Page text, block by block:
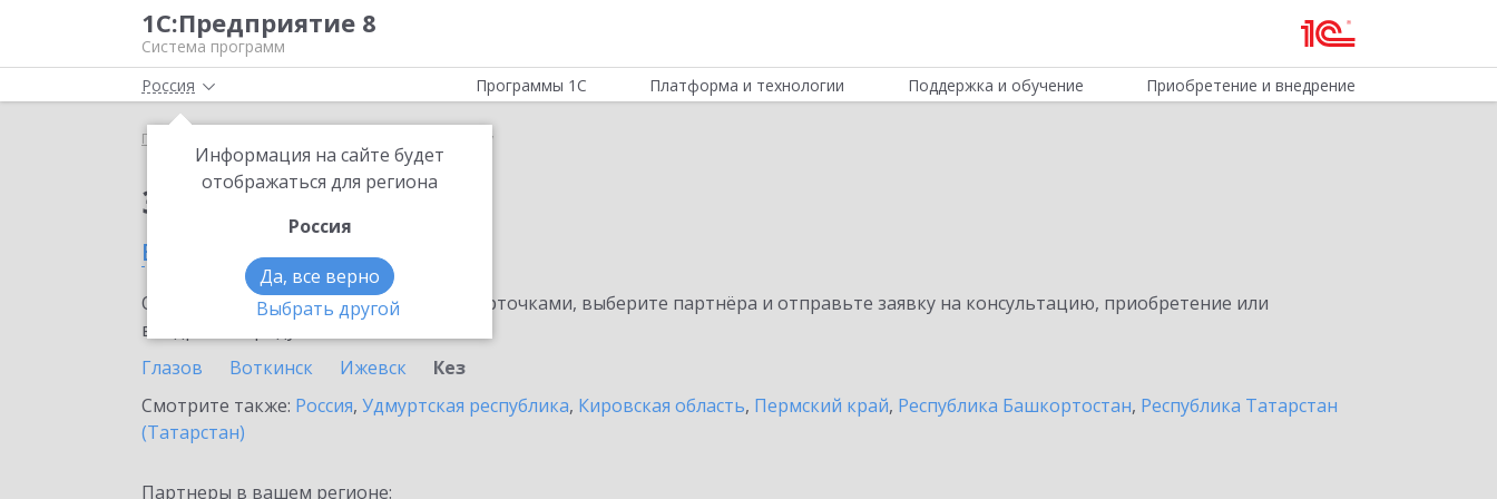
1С:Предприятие 8
Система программ
Россия
Информация на сайте будет
отображаться для региона
Россия
Да, все верно
Выбрать другой
Программы 1С Платформа и технологии Поддержка и обучение Приобретение и внедрение
Главная 1С-ЭПД в Кезу
Заказать 1С-ЭПД
в Кезу
Ознакомьтесь с информационными карточками, выберите партнёра и отправьте заявку на консультацию, приобретение или
внедрение продукта.
Глазов
Воткинск Ижевск
Кез
Смотрите также: Россия, Удмуртская республика, Кировская область, Пермский край, Республика Башкортостан, Республика Татарстан
(Татарстан)
Партнеры в вашем регионе: